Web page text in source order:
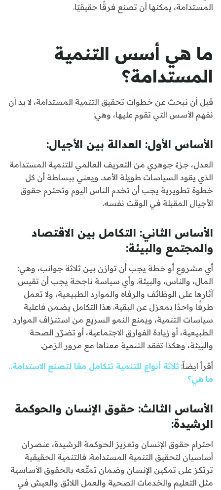
المستدامة، يمكنها أن تصنع فرقًا حقيقيًا.
ما هي أسس التنمية
المستدامة؟
قبل أن نبحث عن خطوات تحقيق التنمية المستدامة، لا بد أن
نفهم الأسس التي تقوم عليها، وهي:
الأساس الأول: العدالة بين الأجيال:
العدل، جزءٌ جوهري من التعريف العالمي للتنمية المستدامة
الذي يقود السياسات طويلة الأمد. ويعني ببساطة أن كل
خطوة تطويرية يجب أن تخدم الناس اليوم وتحترم حقوق
الأجيال المقبلة في الوقت نفسه.
الأساس الثاني: التكامل بين الاقتصاد
والمجتمع والبيئة:
أي مشروع أو خطة يجب أن توازن بين ثلاثة جوانب، وهي:
المال، والناس، والبيئة. وأي سياسة ناجحة يجب أن تقيس
آثارها على الوظائف والرفاه والموارد الطبيعية، ولا تعمل
طرفًا واحدًا بمعزل عن البقية. هذا التكامل يضمن فاعلية
سياسات التنمية، ويمنع النمو السريع من استنزاف الموارد
الطبيعية، أو زيادة الفوارق الاجتماعية، أو تضرّر الصحة
والبيئة، وهكذا تفقد التنمية معناها مع مرور الزمن.
أقرأ ايضاً: ثلاثة أنواع للتنمية تتكامل معًا لتصنع الاستدامة..
ما هي؟
الأساس الثالث: حقوق الإنسان والحوكمة
الرشيدة:
احترام حقوق الإنسان وتعزيز الحوكمة الرشيدة، عنصران
أساسيان لتحقيق التنمية المستدامة. فالتنمية الحقيقية
ترتكز على تمكين الإنسان وضمان تمتّعه بالحقوق الأساسية
مثل التعليم والخدمات الصحية والعمل اللائق والعيش في